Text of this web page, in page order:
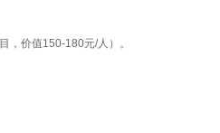
，价值150-180元/人）。